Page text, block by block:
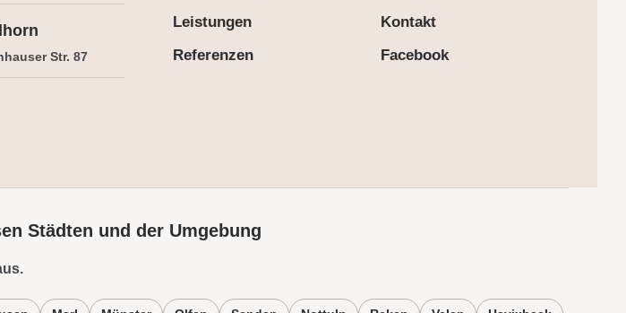
Str. 87
Leistungen
Referenzen
Kontakt
Facebook
Städten und der Umgebung